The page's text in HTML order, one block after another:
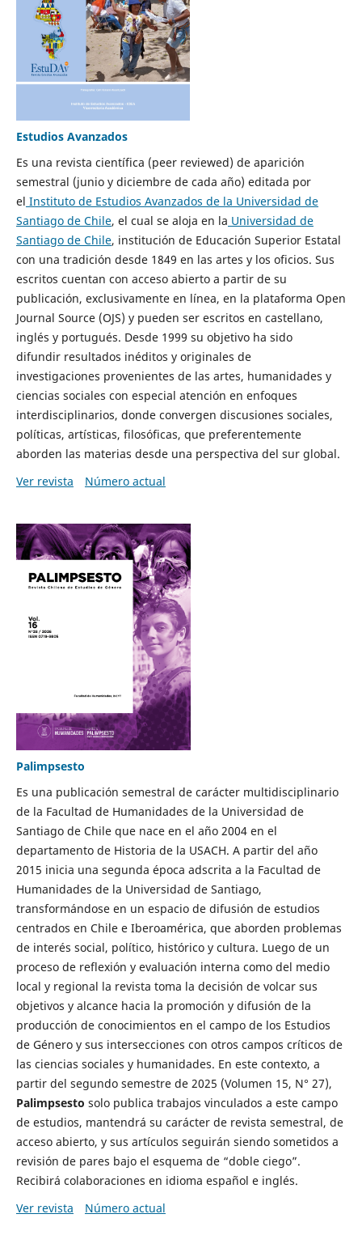
Estudios Avanzados
Es una revista científica (peer reviewed) de aparición
semestral (junio y diciembre de cada año) editada por
el Instituto de Estudios Avanzados de la Universidad de
Santiago de Chile, el cual se aloja en la Universidad de
Santiago de Chile, institución de Educación Superior Estatal
con una tradición desde 1849 en las artes y los oficios. Sus
escritos cuentan con acceso abierto a partir de su
publicación, exclusivamente en línea, en la plataforma Open
Journal Source (OJS) y pueden ser escritos en castellano,
inglés y portugués. Desde 1999 su objetivo ha sido
difundir resultados inéditos y originales de
investigaciones provenientes de las artes, humanidades y
ciencias sociales con especial atención en enfoques
interdisciplinarios, donde convergen discusiones sociales,
políticas, artísticas, filosóficas, que preferentemente
aborden las materias desde una perspectiva del sur global.
Ver revista
Número actual
Palimpsesto
Es una publicación semestral de carácter multidisciplinario
de la Facultad de Humanidades de la Universidad de
Santiago de Chile que nace en el año 2004 en el
departamento de Historia de la USACH. A partir del año
2015 inicia una segunda época adscrita a la Facultad de
Humanidades de la Universidad de Santiago,
transformándose en un espacio de difusión de estudios
centrados en Chile e Iberoamérica, que aborden problemas
de interés social, político, histórico y cultura. Luego de un
proceso de reflexión y evaluación interna como del medio
local y regional la revista toma la decisión de volcar sus
objetivos y alcance hacia la promoción y difusión de la
producción de conocimientos en el campo de los Estudios
de Género y sus intersecciones con otros campos críticos de
las ciencias sociales y humanidades. En este contexto, a
partir del segundo semestre de 2025 (Volumen 15, N° 27),
Palimpsesto solo publica trabajos vinculados a este campo
de estudios, mantendrá su carácter de revista semestral, de
acceso abierto, y sus artículos seguirán siendo sometidos a
revisión de pares bajo el esquema de “doble ciego”.
Recibirá colaboraciones en idioma español e inglés.
Ver revista
Número actual